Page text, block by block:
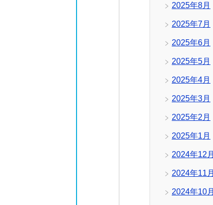
2025年8月
2025年7月
2025年6月
2025年5月
2025年4月
2025年3月
2025年2月
2025年1月
2024年12月
2024年11月
2024年10月